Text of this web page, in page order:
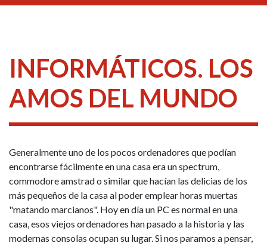
INFORMÁTICOS. LOS
AMOS DEL MUNDO
Generalmente uno de los pocos ordenadores que podían
encontrarse fácilmente en una casa era un spectrum,
commodore amstrad o similar que hacían las delicias de los
más pequeños de la casa al poder emplear horas muertas
"matando marcianos". Hoy en día un PC es normal en una
casa, esos viejos ordenadores han pasado a la historia y las
modernas consolas ocupan su lugar. Si nos paramos a pensar,